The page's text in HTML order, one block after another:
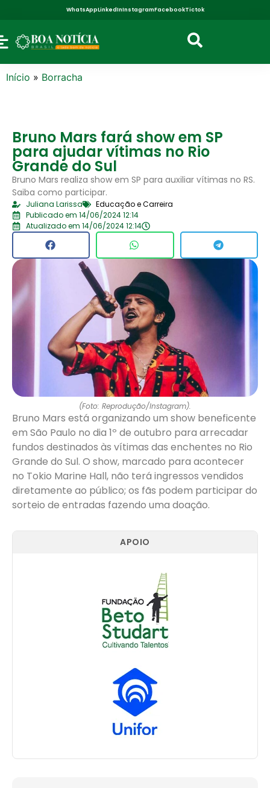
WhatsAppLinkedInInstagramFacebookTictok
Início » Borracha
Bruno Mars fará show em SP
para ajudar vítimas no Rio
Grande do Sul
Bruno Mars realiza show em SP para auxiliar vítimas no RS.
Saiba como participar.
Juliana Larissa
Educação e Carreira
Publicado em 14/06/2024 12:14
Atualizado em 14/06/2024 12:14
(Foto: Reprodução/Instagram).
Bruno Mars está organizando um show beneficente
em São Paulo no dia 1º de outubro para arrecadar
fundos destinados às vítimas das enchentes no Rio
Grande do Sul. O show, marcado para acontecer
no Tokio Marine Hall, não terá ingressos vendidos
diretamente ao público; os fãs podem participar do
sorteio de entradas fazendo uma doação.
APOIO